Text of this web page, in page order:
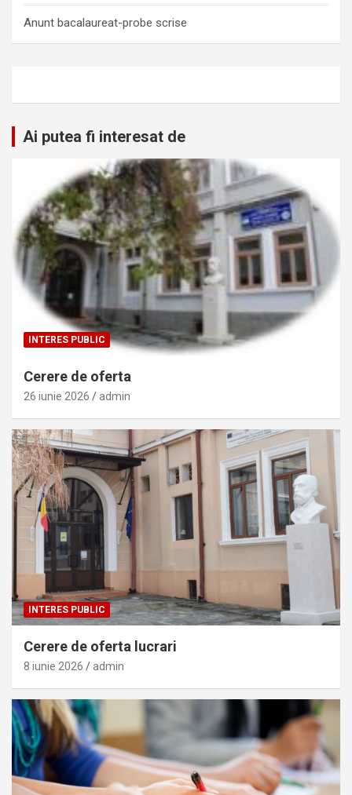
Anunt bacalaureat-probe scrise
Ai putea fi interesat de
INTERES PUBLIC
Cerere de oferta
26 iunie 2026 admin
INTERES PUBLIC
Cerere de oferta lucrari
8 iunie 2026 admin